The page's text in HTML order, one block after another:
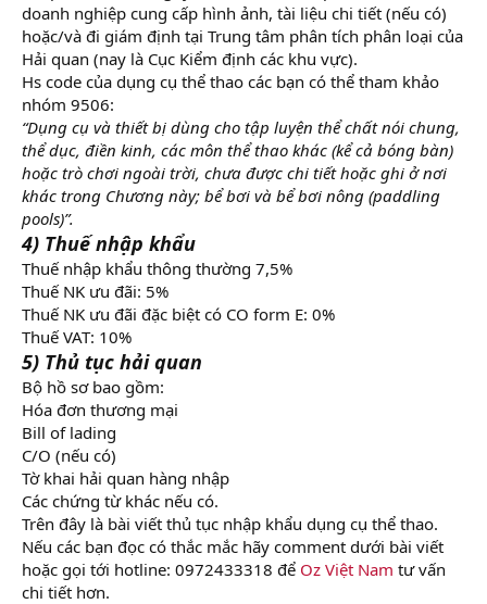
doanh nghiệp cung cấp hình ảnh, tài liệu chi tiết (nếu có)
hoặc/và đi giám định tại Trung tâm phân tích phân loại của
Hải quan (nay là Cục Kiểm định các khu vực).
Hs code của dụng cụ thể thao các bạn có thể tham khảo
nhóm 9506:
“Dụng cụ và thiết bị dùng cho tập luyện thể chất nói chung,
thể dục, điền kinh, các môn thể thao khác (kể cả bóng bàn)
hoặc trò chơi ngoài trời, chưa được chi tiết hoặc ghi ở nơi
khác trong Chương này; bể bơi và bể bơi nông (paddling
pools)”.
4) Thuế nhập khẩu
Thuế nhập khẩu thông thường 7,5%
Thuế NK ưu đãi: 5%
Thuế NK ưu đãi đặc biệt có CO form E: 0%
Thuế VAT: 10%
5) Thủ tục hải quan
Bộ hồ sơ bao gồm:
Hóa đơn thương mại
Bill of lading
C/O (nếu có)
Tờ khai hải quan hàng nhập
Các chứng từ khác nếu có.
Trên đây là bài viết thủ tục nhập khẩu dụng cụ thể thao.
Nếu các bạn đọc có thắc mắc hãy comment dưới bài viết
hoặc gọi tới hotline: 0972433318 để Oz Việt Nam tư vấn
chi tiết hơn.